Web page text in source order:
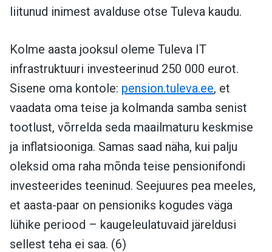
liitunud inimest avalduse otse Tuleva kaudu.
Kolme aasta jooksul oleme Tuleva IT
infrastruktuuri investeerinud 250 000 eurot.
Sisene oma kontole: pension.tuleva.ee, et
vaadata oma teise ja kolmanda samba senist
tootlust, võrrelda seda maailmaturu keskmise
ja inflatsiooniga. Samas saad näha, kui palju
oleksid oma raha mõnda teise pensionifondi
investeerides teeninud. Seejuures pea meeles,
et aasta-paar on pensioniks kogudes väga
lühike periood – kaugeleulatuvaid järeldusi
sellest teha ei saa. (6)